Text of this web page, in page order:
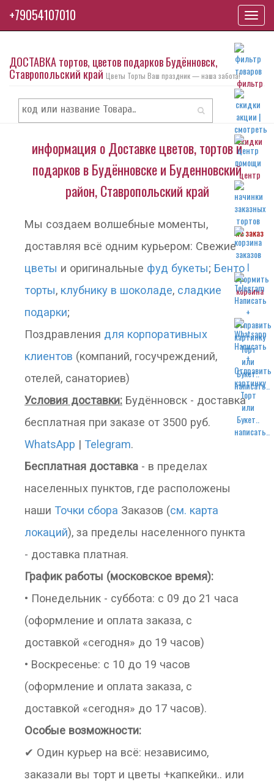
фильтр
скидки
центр
на заказ
корзина
написать..
написать..
ДОСТАВКА тортов, цветов подарков Будённовск,
Ставропольский край Цветы Торты Ваш праздник — наша забота!
информация о Доставке цветов, тортов и
подарков в Будённовске и Буденновский
район, Ставропольский край
Мы создаем волшебные моменты,
доставляя всё одним курьером: Свежие
цветы и оригинальные фуд букеты; Бенто
торты, клубнику в шоколаде, сладкие
подарки;
Поздравления для корпоративных
клиентов (компаний, госучреждений,
отелей, санаториев)
Условия доставки: Будённовск - доставка
бесплатная при заказе от 3500 руб.
WhatsApp | Telegram.
Бесплатная доставка - в пределах
населенных пунктов, где расположены
наши Точки сбора Заказов (см. карта
локаций), за пределы населенного пункта
- доставка платная.
График работы (московское время):
• Понедельник - суббота: с 09 до 21 часа
(оформление и оплата заказа, с
доставкой «сегодня» до 19 часов)
• Воскресенье: с 10 до 19 часов
(оформление и оплата заказа, с
доставкой «сегодня» до 17 часов).
Особые возможности:
✔ Один курьер на всё: независимо,
заказали вы торт и цветы +капкейки.. или
+79054107010